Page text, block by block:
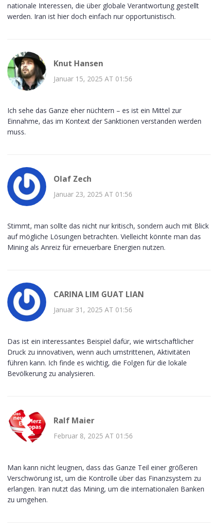
nationale Interessen, die über globale Verantwortung gestellt
werden. Iran ist hier doch einfach nur opportunistisch.
Knut Hansen
Januar 15, 2025 AT 01:56
Ich sehe das Ganze eher nüchtern – es ist ein Mittel zur
Einnahme, das im Kontext der Sanktionen verstanden werden
muss.
Olaf Zech
Januar 23, 2025 AT 01:56
Stimmt, man sollte das nicht nur kritisch, sondern auch mit Blick
auf mögliche Lösungen betrachten. Vielleicht könnte man das
Mining als Anreiz für erneuerbare Energien nutzen.
CARINA LIM GUAT LIAN
Januar 31, 2025 AT 01:56
Das ist ein interessantes Beispiel dafür, wie wirtschaftlicher
Druck zu innovativen, wenn auch umstrittenen, Aktivitäten
führen kann. Ich finde es wichtig, die Folgen für die lokale
Bevölkerung zu analysieren.
Ralf Maier
Februar 8, 2025 AT 01:56
Man kann nicht leugnen, dass das Ganze Teil einer größeren
Verschwörung ist, um die Kontrolle über das Finanzsystem zu
erlangen. Iran nutzt das Mining, um die internationalen Banken
zu umgehen.